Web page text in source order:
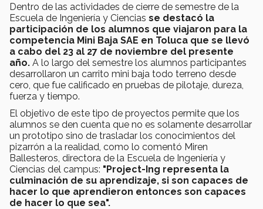
Dentro de las actividades de cierre de semestre de la
Escuela de Ingeniería y Ciencias se destacó la
participación de los alumnos que viajaron para la
competencia Mini Baja SAE en Toluca que se llevó
a cabo del 23 al 27 de noviembre del presente
año. A lo largo del semestre los alumnos participantes
desarrollaron un carrito mini baja todo terreno desde
cero, que fue calificado en pruebas de pilotaje, dureza,
fuerza y tiempo.
El objetivo de este tipo de proyectos permite que los
alumnos se den cuenta que no es solamente desarrollar
un prototipo sino de trasladar los conocimientos del
pizarrón a la realidad, como lo comentó Miren
Ballesteros, directora de la Escuela de Ingeniería y
Ciencias del campus: "Project-Ing representa la
culminación de su aprendizaje, si son capaces de
hacer lo que aprendieron entonces son capaces
de hacer lo que sea".